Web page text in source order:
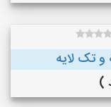
و تک لایه